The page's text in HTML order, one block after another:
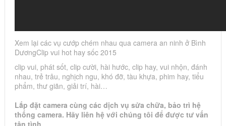
Xem lại các vụ cướp chém nhau qua camera an ninh ở Bình
DươngClip vui hot hay sốc 2015
clip vui, phát sốt, clip cười, hài hước, clip hay, vui nhộn, đánh
nhau, trẻ trâu, nghịch ngu, khó đỡ, tàu khựa, phim hay, tiểu
phẩm, thư giãn, giải trí, hài…
Lắp đặt camera cùng các dịch vụ sửa chữa, bảo trì hệ
thống camera. Hãy liên hệ với chúng tôi để được tư vấn
tận tình